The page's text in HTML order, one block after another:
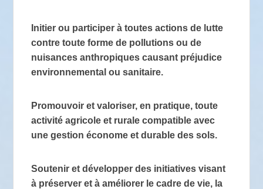
Initier ou participer à toutes actions de lutte
contre toute forme de pollutions ou de
nuisances anthropiques causant préjudice
environnemental ou sanitaire.
Promouvoir et valoriser, en pratique, toute
activité agricole et rurale compatible avec
une gestion économe et durable des sols.
Soutenir et développer des initiatives visant
à préserver et à améliorer le cadre de vie, la